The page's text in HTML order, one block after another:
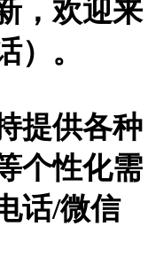
，欢迎来
）。
提供各种
个性化需
话/微信